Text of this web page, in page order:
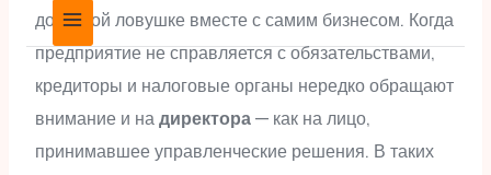
долговой ловушке вместе с самим бизнесом. Когда
предприятие не справляется с обязательствами,
кредиторы и налоговые органы нередко обращают
внимание и на директора — как на лицо,
принимавшее управленческие решения. В таких